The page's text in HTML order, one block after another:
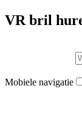
VR bril
Mobiele navigatie